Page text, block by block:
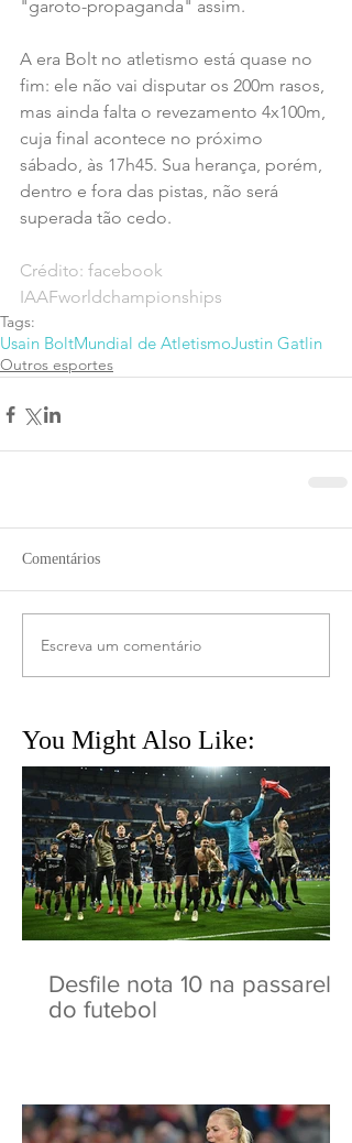
You Might Also Like:
"garoto-propaganda" assim.
A era Bolt no atletismo está quase no
fim: ele não vai disputar os 200m rasos,
mas ainda falta o revezamento 4x100m,
cuja final acontece no próximo
sábado, às 17h45. Sua herança, porém,
dentro e fora das pistas, não será
superada tão cedo.
Crédito: facebook
IAAFworldchampionships
Tags:
Usain BoltMundial de AtletismoJustin Gatlin
Outros esportes
Comentários
Escreva um comentário
Desfile nota 10 na passarela
do futebol